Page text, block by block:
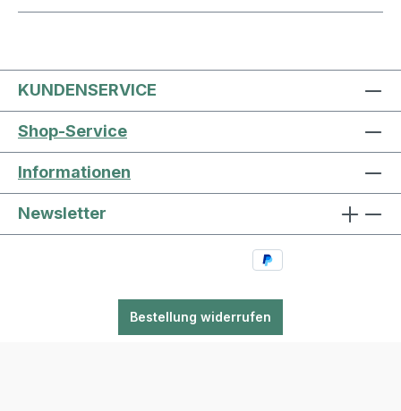
KUNDENSERVICE
Shop-Service
Informationen
Newsletter
Bestellung widerrufen